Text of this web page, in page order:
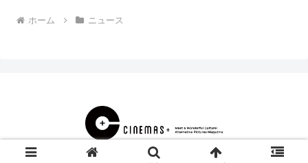
ホーム ニュース
© 2000 CINEMAS＋.